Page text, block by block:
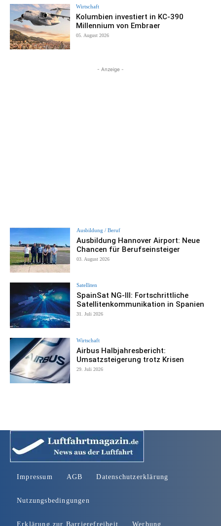
Wirtschaft
Kolumbien investiert in KC-390
Millennium von Embraer
05. August 2026
- Anzeige -
Ausbildung / Beruf
Ausbildung Hannover Airport: Neue
Chancen für Berufseinsteiger
03. August 2026
Satelliten
SpainSat NG-III: Fortschrittliche
Satellitenkommunikation in Spanien
31. Juli 2026
Wirtschaft
Airbus Halbjahresbericht:
Umsatzsteigerung trotz Krisen
29. Juli 2026
Impressum AGB Datenschutzerklärung
Nutzungsbedingungen
Erklärung zur Barrierefreiheit Werbung